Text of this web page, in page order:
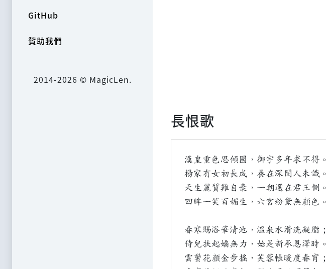
GitHub
贊助我們
2014-2026 © MagicLen.
長恨歌
漢皇重色思傾國，御宇多年求不得。
楊家有女初長成，養在深閨人未識。
天生麗質難自棄，一朝選在君王側。
回眸一笑百媚生，六宮粉黛無顏色。
春寒賜浴華清池，溫泉水滑洗凝脂；
侍兒扶起嬌無力，始是新承恩澤時。
雲鬢花顏金步搖，芙蓉帳暖度春宵；